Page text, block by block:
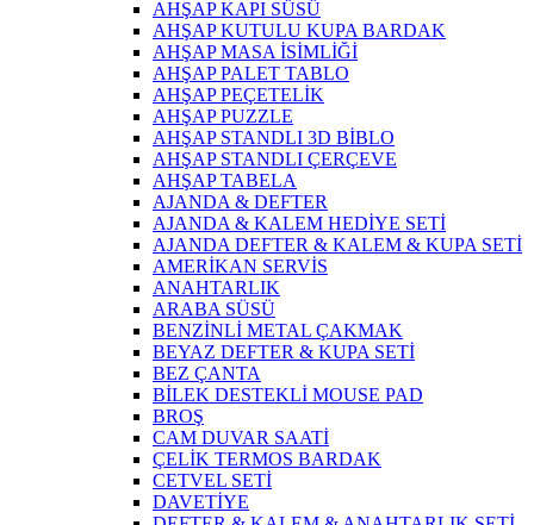
AHŞAP KAPI SÜSÜ
AHŞAP KUTULU KUPA BARDAK
AHŞAP MASA İSİMLİĞİ
AHŞAP PALET TABLO
AHŞAP PEÇETELİK
AHŞAP PUZZLE
AHŞAP STANDLI 3D BİBLO
AHŞAP STANDLI ÇERÇEVE
AHŞAP TABELA
AJANDA & DEFTER
AJANDA & KALEM HEDİYE SETİ
AJANDA DEFTER & KALEM & KUPA SETİ
AMERİKAN SERVİS
ANAHTARLIK
ARABA SÜSÜ
BENZİNLİ METAL ÇAKMAK
BEYAZ DEFTER & KUPA SETİ
BEZ ÇANTA
BİLEK DESTEKLİ MOUSE PAD
BROŞ
CAM DUVAR SAATİ
ÇELİK TERMOS BARDAK
CETVEL SETİ
DAVETİYE